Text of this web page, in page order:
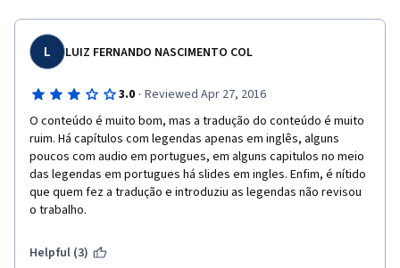
L LUIZ FERNANDO NASCIMENTO COL
3.0 · Reviewed Apr 27, 2016
O conteúdo é muito bom, mas a tradução do conteúdo é muito
ruim. Há capítulos com legendas apenas em inglês, alguns
poucos com audio em portugues, em alguns capitulos no meio
das legendas em portugues há slides em ingles. Enfim, é nítido
que quem fez a tradução e introduziu as legendas não revisou
o trabalho.
Helpful (3)